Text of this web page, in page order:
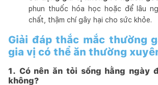
phun thuốc hóa học hoặc để lâu
chất, thậm chí gây hại cho sức khỏe.
Giải đáp thắc mắc thường
gia vị có thể ăn thường
1. Có nên ăn tỏi sống hằng ngày
không?